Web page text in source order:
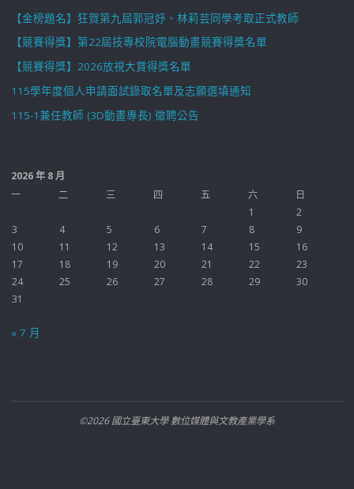
【金榜題名】狂賀第九屆郭冠妤、林莉芸同學考取正式教師
【競賽得獎】第22屆技專校院電腦動畫競賽得獎名單
【競賽得獎】2026放視大賞得獎名單
115學年度個人申請面試錄取名單及志願選填通知
115-1兼任教師 (3D動畫專長) 徵聘公告
2026 年 8 月
一
二 三 四 五 六
日
1
2
3
4 5 6 7 8
9
10
11 12 13 14 15
16
17
18 19 20 21 22
23
24
25 26 27 28 29
30
31
« 7 月
©2026 國立臺東大學 數位媒體與文教產業學系